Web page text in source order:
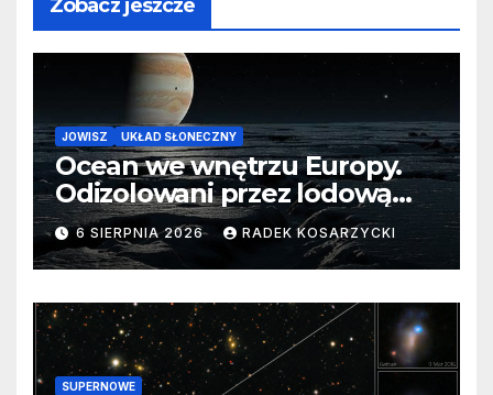
Zobacz jeszcze
JOWISZ UKŁAD SŁONECZNY
Ocean we wnętrzu Europy.
Odizolowani przez lodową
barierę
6 SIERPNIA 2026 RADEK KOSARZYCKI
SUPERNOWE